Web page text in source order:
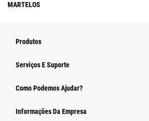
MARTELOS
Produtos
Serviços E Suporte
Como Podemos Ajudar?
Informações Da Empresa